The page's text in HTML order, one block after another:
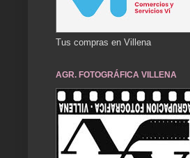
Tus compras en Villena
AGR. FOTOGRÁFICA VILLENA